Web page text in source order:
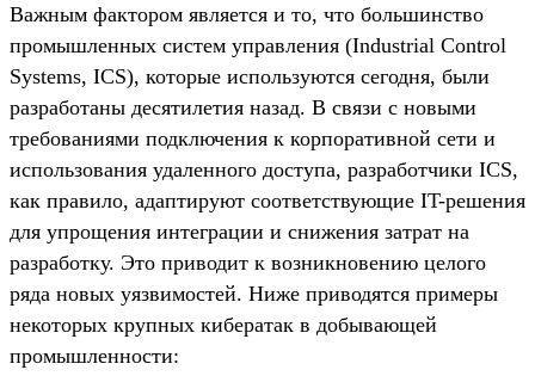
Важным фактором является и то, что большинство
промышленных систем управления (Industrial Control
Systems, ICS), которые используются сегодня, были
разработаны десятилетия назад. В связи с новыми
требованиями подключения к корпоративной сети и
использования удаленного доступа, разработчики ICS,
как правило, адаптируют соответствующие IT-решения
для упрощения интеграции и снижения затрат на
разработку. Это приводит к возникновению целого
ряда новых уязвимостей. Ниже приводятся примеры
некоторых крупных кибератак в добывающей
промышленности: